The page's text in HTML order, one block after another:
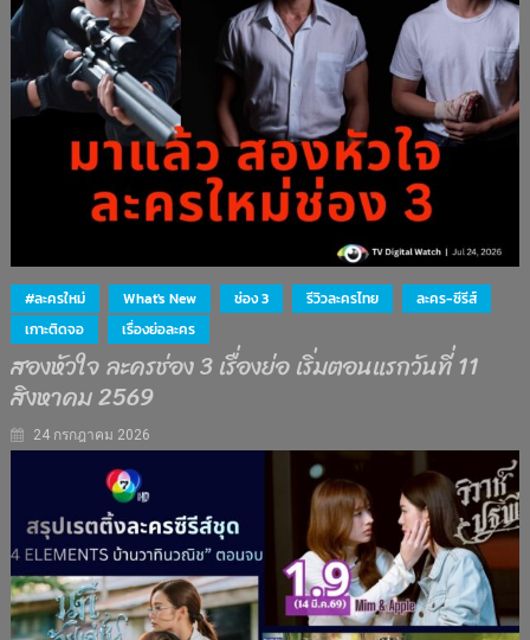
#ละครใหม่ What's New ช่อง 3 รีวิวละครไทย
ละคร-ซีรีส์
เกาะติดจอ
เรื่องย่อละคร
สองหัวใจ ละครช่อง 3 เรื่องย่อ เริ่มตอนแรกวันที่ 11
สิงหาคม 2569
24 กรกฎาคม 2026